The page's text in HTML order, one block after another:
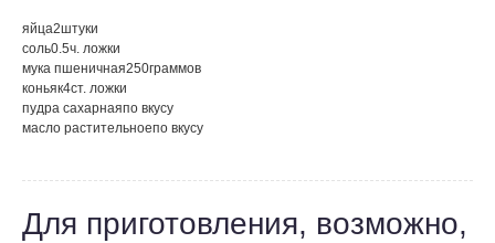
яйца2штуки
соль0.5ч. ложки
мука пшеничная250граммов
коньяк4ст. ложки
пудра сахарнаяпо вкусу
масло растительноепо вкусу
Для приготовления, возможно,